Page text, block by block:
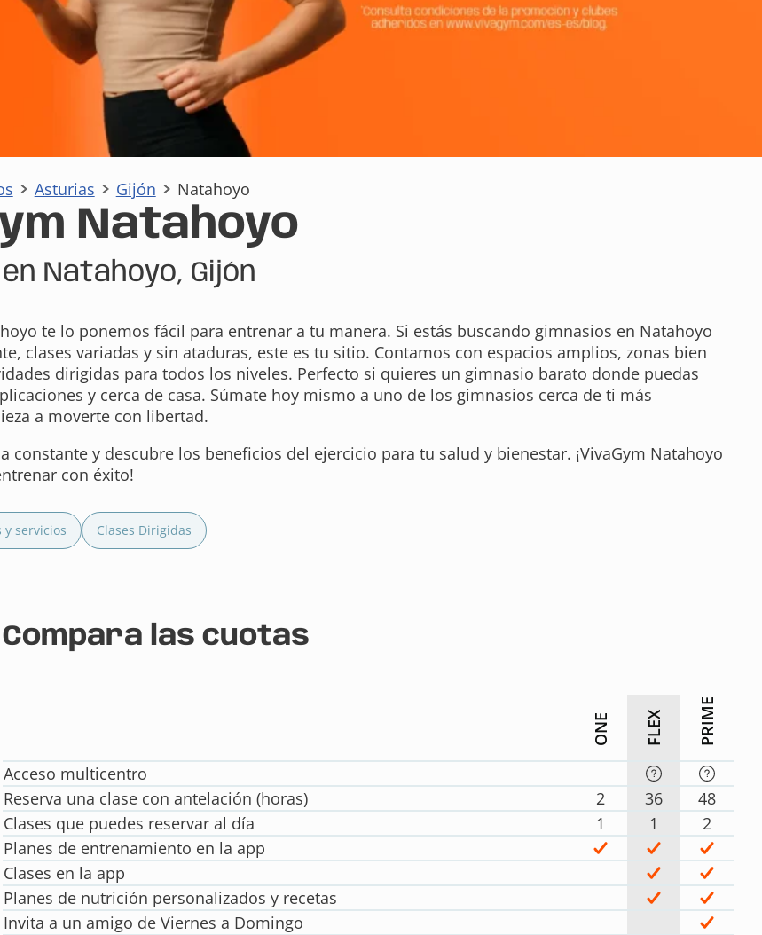
Asturias Gijón Natahoyo
Natahoyo
Natahoyo, Gijón
te lo ponemos fácil para entrenar a tu manera. Si estás buscando gimnasios en Natahoyo
clases variadas y sin ataduras, este es tu sitio. Contamos con espacios amplios, zonas bien
dirigidas para todos los niveles. Perfecto si quieres un gimnasio barato donde puedas
y cerca de casa. Súmate hoy mismo a uno de los gimnasios cerca de ti más
a moverte con libertad.
constante y descubre los beneficios del ejercicio para tu salud y bienestar. ¡VivaGym Natahoyo
con éxito!
y servicios Clases Dirigidas
Compara las cuotas
ONE FLEX PRIME
Acceso multicentro
Reserva una clase con antelación (horas)
2 36
48
Clases que puedes reservar al día
1 1
2
Planes de entrenamiento en la app
Clases en la app
Planes de nutrición personalizados y recetas
Invita a un amigo de Viernes a Domingo